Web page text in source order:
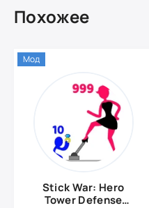
Похожее
Stick War: Hero
Tower Defense
Мод